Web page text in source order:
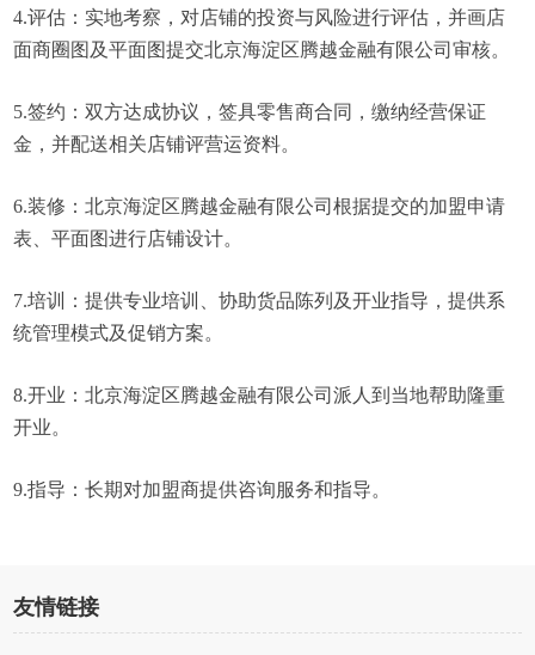
4.评估：实地考察，对店铺的投资与风险进行评估，并画店
面商圈图及平面图提交北京海淀区腾越金融有限公司审核。
5.签约：双方达成协议，签具零售商合同，缴纳经营保证
金，并配送相关店铺评营运资料。
6.装修：北京海淀区腾越金融有限公司根据提交的加盟申请
表、平面图进行店铺设计。
7.培训：提供专业培训、协助货品陈列及开业指导，提供系
统管理模式及促销方案。
8.开业：北京海淀区腾越金融有限公司派人到当地帮助隆重
开业。
9.指导：长期对加盟商提供咨询服务和指导。
友情链接